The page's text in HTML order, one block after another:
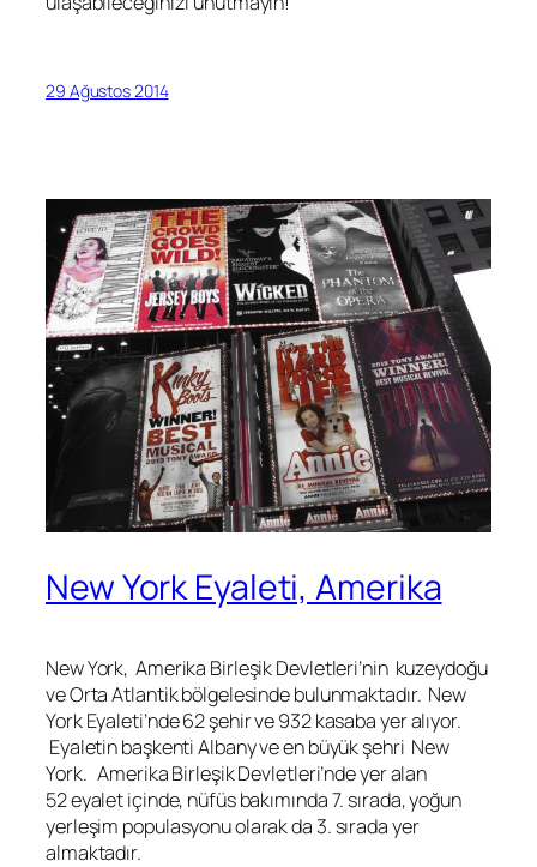
29 Ağustos 2014
New York Eyaleti, Amerika
New York, Amerika Birleşik Devletleri’nin kuzeydoğu
ve Orta Atlantik bölgelesinde bulunmaktadır. New
York Eyaleti’nde 62 şehir ve 932 kasaba yer alıyor.
Eyaletin başkenti Albany ve en büyük şehri New
York. Amerika Birleşik Devletleri’nde yer alan
52 eyalet içinde, nüfüs bakımında 7. sırada, yoğun
yerleşim populasyonu olarak da 3. sırada yer
almaktadır.